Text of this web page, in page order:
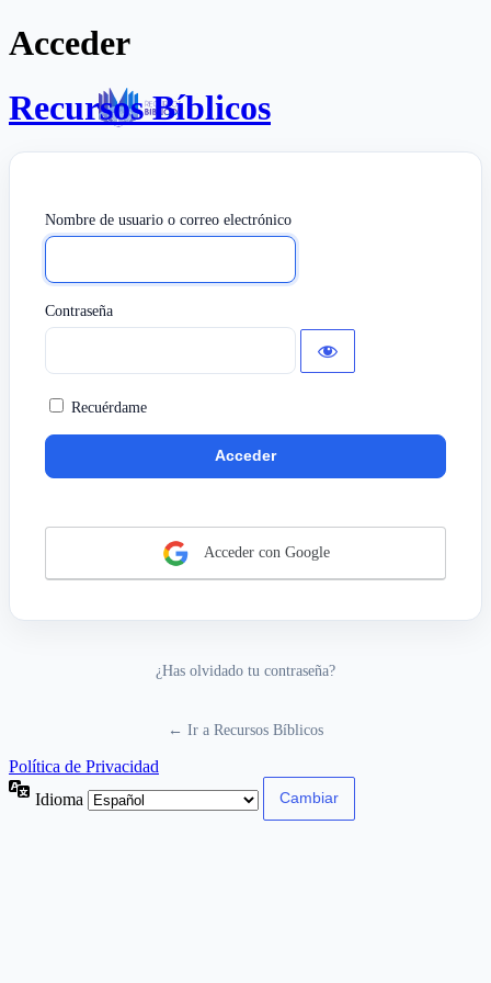
Acceder
Recursos Bíblicos
Nombre de usuario o correo electrónico
Contraseña
Recuérdame
Acceder con Google
¿Has olvidado tu contraseña?
← Ir a Recursos Bíblicos
Política de Privacidad
Idioma